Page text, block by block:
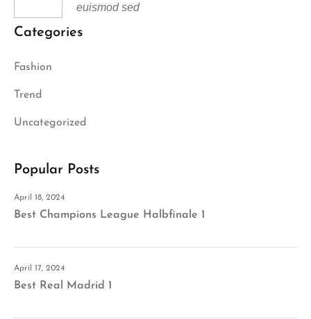
euismod sed
Categories
Fashion
Trend
Uncategorized
Popular Posts
April 18, 2024
Best Champions League Halbfinale 1
April 17, 2024
Best Real Madrid 1